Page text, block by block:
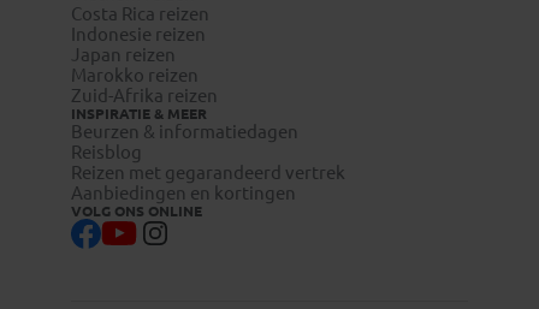
Costa Rica reizen
Indonesie reizen
Japan reizen
Marokko reizen
Zuid-Afrika reizen
INSPIRATIE & MEER
Beurzen & informatiedagen
Reisblog
Reizen met gegarandeerd vertrek
Aanbiedingen en kortingen
VOLG ONS ONLINE